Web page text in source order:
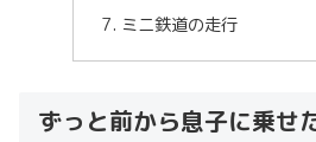
ミニ鉄道の走行
ずっと前から息子に乗せ